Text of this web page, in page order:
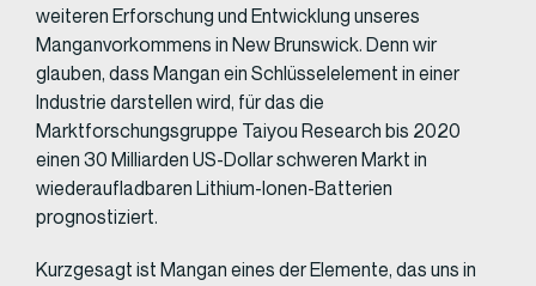
weiteren Erforschung und Entwicklung unseres
Manganvorkommens in New Brunswick. Denn wir
glauben, dass Mangan ein Schlüsselelement in einer
Industrie darstellen wird, für das die
Marktforschungsgruppe Taiyou Research bis 2020
einen 30 Milliarden US-Dollar schweren Markt in
wiederaufladbaren Lithium-Ionen-Batterien
prognostiziert.
Kurzgesagt ist Mangan eines der Elemente, das uns in